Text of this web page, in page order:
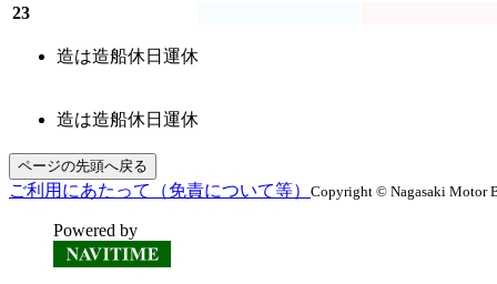
23
造は造船休日運休
造は造船休日運休
ページの先頭へ戻る
ご利用にあたって（免責について等） Copyright © Nagasaki Motor
Powered by